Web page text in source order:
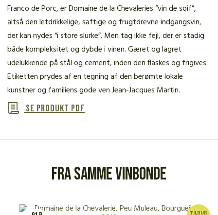
Franco de Porc, er Domaine de la Chevaleries “vin de soif”,
altså den letdrikkelige, saftige og frugtdrevne indgangsvin,
der kan nydes “i store slurke”. Men tag ikke fejl, der er stadig
både kompleksitet og dybde i vinen. Gæret og lagret
udelukkende på stål og cement, inden den flaskes og frigives.
Etiketten prydes af en tegning af den berømte lokale
kunstner og familiens gode ven Jean-Jacques Martin.
Se produkt PDF
Fra samme vinbonde
TILBUD